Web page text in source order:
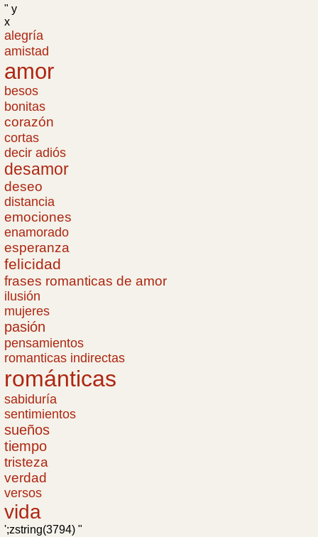
" y
x
alegría
amistad
amor
besos
bonitas
corazón
cortas
decir adiós
desamor
deseo
distancia
emociones
enamorado
esperanza
felicidad
frases romanticas de amor
ilusión
mujeres
pasión
pensamientos
romanticas indirectas
románticas
sabiduría
sentimientos
sueños
tiempo
tristeza
verdad
versos
vida
';zstring(3794) "